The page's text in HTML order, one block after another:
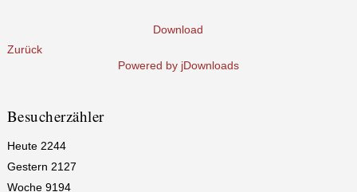
Download
Zurück
Powered by jDownloads
Besucherzähler
Heute 2244
Gestern 2127
Woche 9194